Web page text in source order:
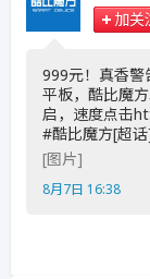
加关
999元！真香警
平板，酷比魔
启，速度点击
#酷比魔方[超
[图片]
8月7日 16:38